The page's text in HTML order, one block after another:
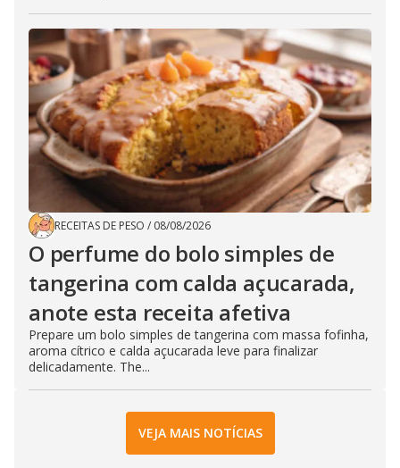
RECEITAS DE PESO / 08/08/2026
O perfume do bolo simples de
tangerina com calda açucarada,
anote esta receita afetiva
Prepare um bolo simples de tangerina com massa fofinha,
aroma cítrico e calda açucarada leve para finalizar
delicadamente. The...
VEJA MAIS NOTÍCIAS